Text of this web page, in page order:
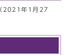
2021年1月27